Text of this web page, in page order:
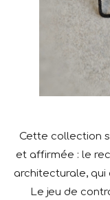
Cette collection
et affirmée : le
architecturale,
Le jeu de